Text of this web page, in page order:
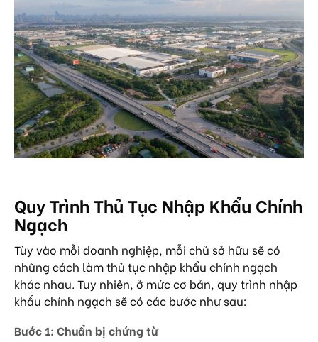
Quy Trình Thủ Tục Nhập Khẩu Chính
Ngạch
Tùy vào mỗi doanh nghiệp, mỗi chủ sở hữu sẽ có
những cách làm thủ tục nhập khẩu chính ngạch
khác nhau. Tuy nhiên, ở mức cơ bản, quy trình nhập
khẩu chính ngạch sẽ có các bước như sau:
Bước 1: Chuẩn bị chứng từ